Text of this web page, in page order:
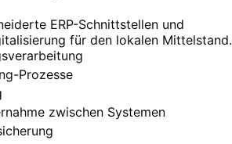
ERP-Schnittstellen und
für den lokalen Mittelstand.
Prozesse
zwischen Systemen